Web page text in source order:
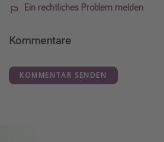
Ein rechtliches Problem melden
Kommentare
KOMMENTAR SENDEN